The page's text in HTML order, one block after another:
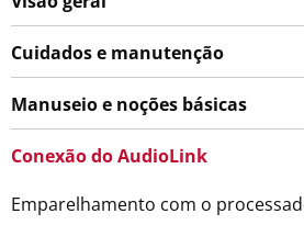
Cuidados e manutenção
Manuseio e noções básicas
Conexão do AudioLink
Emparelhamento com o